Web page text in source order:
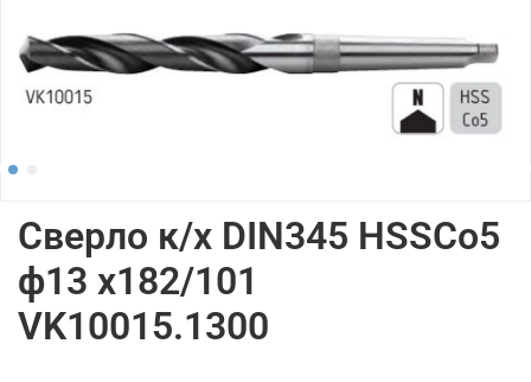
Сверло к/х DIN345 HSSCo5
ф13 х182/101
VK10015.1300